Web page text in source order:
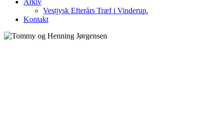
Arkiv
Vestjysk Efterårs Træf i Vinderup.
Kontakt